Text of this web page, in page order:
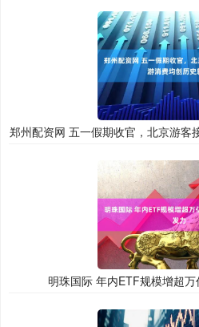
郑州配资网 五一假期收官，北京游客
明珠国际 年内ETF规模增超